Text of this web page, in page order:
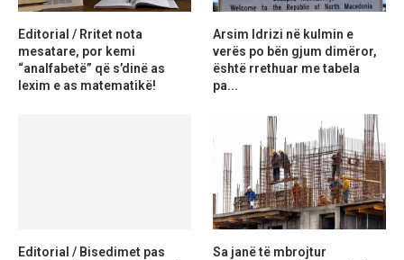
Editorial / Rritet nota
mesatare, por kemi
“analfabetë” që s’dinë as
lexim e as matematikë!
Arsim Idrizi në kulmin e
verës po bën gjum dimëror,
është rrethuar me tabela
pa...
Editorial / Bisedimet pas
Sa janë të mbrojtur